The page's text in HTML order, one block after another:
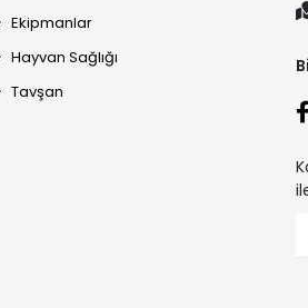
Ekipmanlar
Hayvan Sağlığı
Tavşan